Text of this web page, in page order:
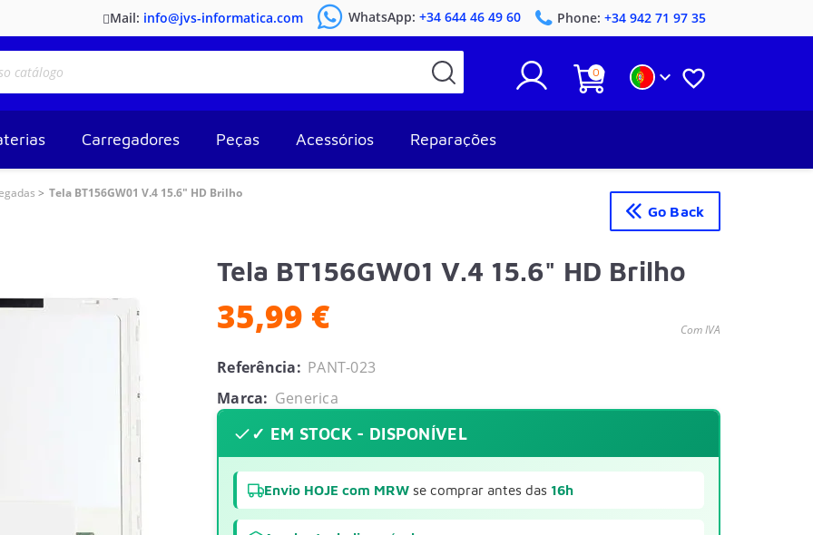
Mail: info@jvs-informatica.com WhatsApp:+34 644 46 49 60 Phone: +34 942 71 97 35
0  
Carregadores Peças Acessórios Reparações
Tela BT156GW01 V.4 15.6" HD Brilho
Go Back
Tela BT156GW01 V.4 15.6" HD Brilho
35,99 € Com IVA
Referência: PANT-023
Marca: Generica
✓ EM STOCK - DISPONÍVEL
Envio HOJE com MRW se comprar antes das 16h